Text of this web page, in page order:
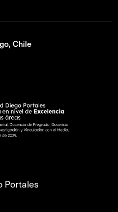
Chile
Portales